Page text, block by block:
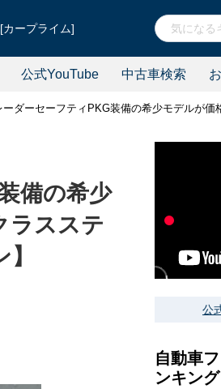
ープライム]
公式YouTube 中古車検索
ダーセーフティPKG装備の希少モデルが
備の希少
ラスステ
公
自動車
ンキング